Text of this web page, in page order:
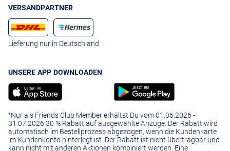
durch unser Sortiment und entdecken Sie feminine Festmode, die
Cocktailkleider bestellen, sollten Sie auf jeden Fall auch nach den
passenden Accessoires in unserem Onlineshop Ausschau halten.
So steht einem stylischen Auftritt im Cocktailkleid nichts mehr im
VERSANDPARTNER
Lieferung nur in Deutschland
UNSERE APP DOWNLOADEN
¹Nur als Friends Club Member erhältst Du vom 01.06.2026 -
31.07.2026 30 % Rabatt auf ausgewählte Anzüge. Der Rabatt wird
automatisch im Bestellprozess abgezogen, wenn die Kundenkarte
im Kundenkonto hinterlegt ist. Der Rabatt ist nicht übertragbar und
kann nicht mit anderen Aktionen kombiniert werden. Eine